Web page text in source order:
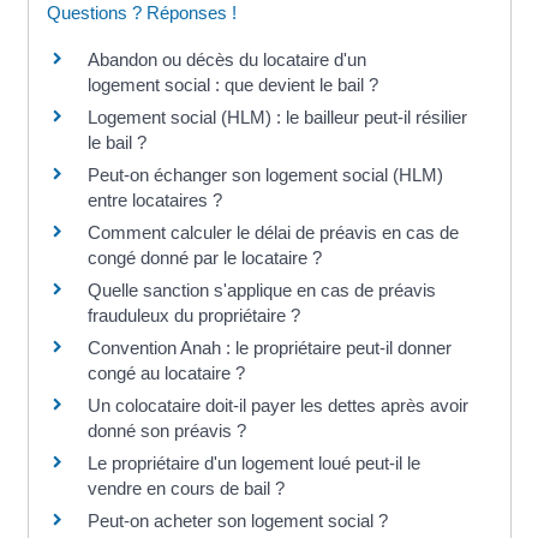
Questions ? Réponses !
Abandon ou décès du locataire d'un
logement social : que devient le bail ?
Logement social (HLM) : le bailleur peut-il résilier
le bail ?
Peut-on échanger son logement social (HLM)
entre locataires ?
Comment calculer le délai de préavis en cas de
congé donné par le locataire ?
Quelle sanction s'applique en cas de préavis
frauduleux du propriétaire ?
Convention Anah : le propriétaire peut-il donner
congé au locataire ?
Un colocataire doit-il payer les dettes après avoir
donné son préavis ?
Le propriétaire d'un logement loué peut-il le
vendre en cours de bail ?
Peut-on acheter son logement social ?